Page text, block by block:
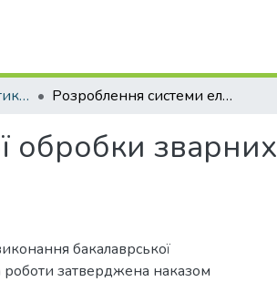
ОПП "Електроенергетика, електротехніка та електромеханіка" Розроблення системи електродинамічної обробки зварних з'єднань
обробки зварних
бакалаврської
роботи затверджена наказом